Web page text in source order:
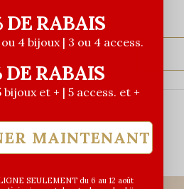
DE RABAIS
4 bijoux | 3 ou 4 access.
DE RABAIS
bijoux et + | 5 access. et +
MAINTENANT
SEULEMENT du 6 au 12 août